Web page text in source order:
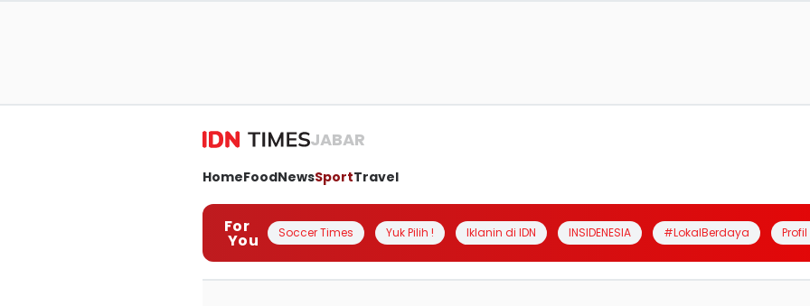
JABAR
HomeFoodNewsSportTravel
For
You Soccer Times Yuk Pilih ! Iklanin di IDN INSIDENESIA #LokalBerdaya